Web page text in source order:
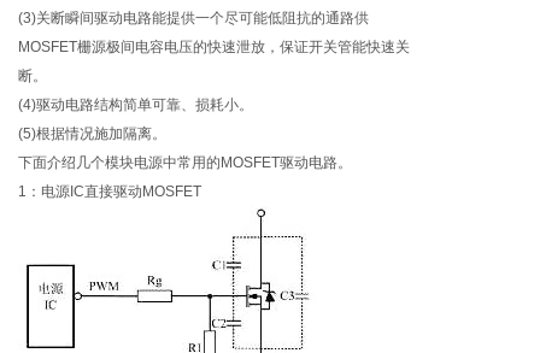
(3)关断瞬间驱动电路能提供一个尽可能低阻抗的通路供
MOSFET栅源极间电容电压的快速泄放，保证开关管能快速关
断。
(4)驱动电路结构简单可靠、损耗小。
(5)根据情况施加隔离。
下面介绍几个模块电源中常用的MOSFET驱动电路。
1：电源IC直接驱动MOSFET